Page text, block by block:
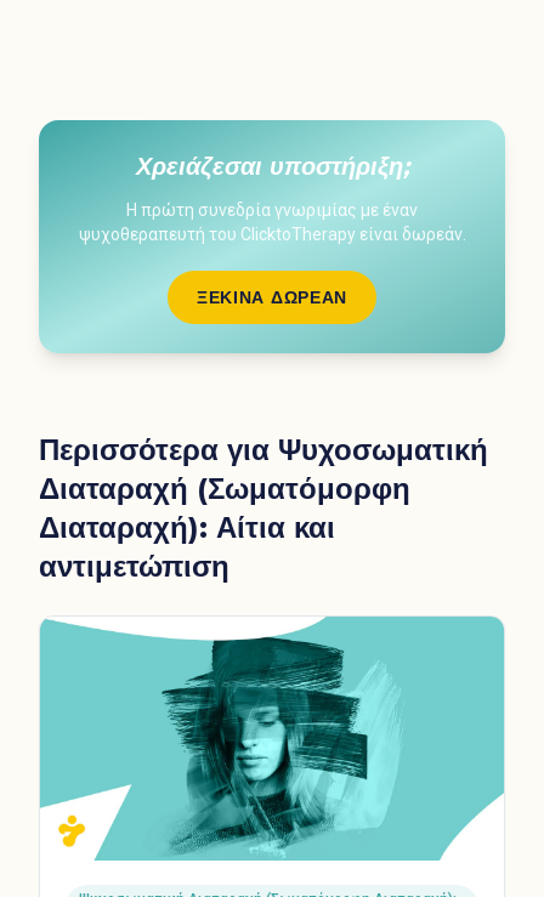
Χρειάζεσαι υποστήριξη;
Η πρώτη συνεδρία γνωριμίας με έναν
ψυχοθεραπευτή του ClicktoTherapy είναι δωρεάν.
ΞΕΚΊΝΑ ΔΩΡΕΆΝ
Περισσότερα για Ψυχοσωματική
Διαταραχή (Σωματόμορφη
Διαταραχή): Αίτια και
αντιμετώπιση